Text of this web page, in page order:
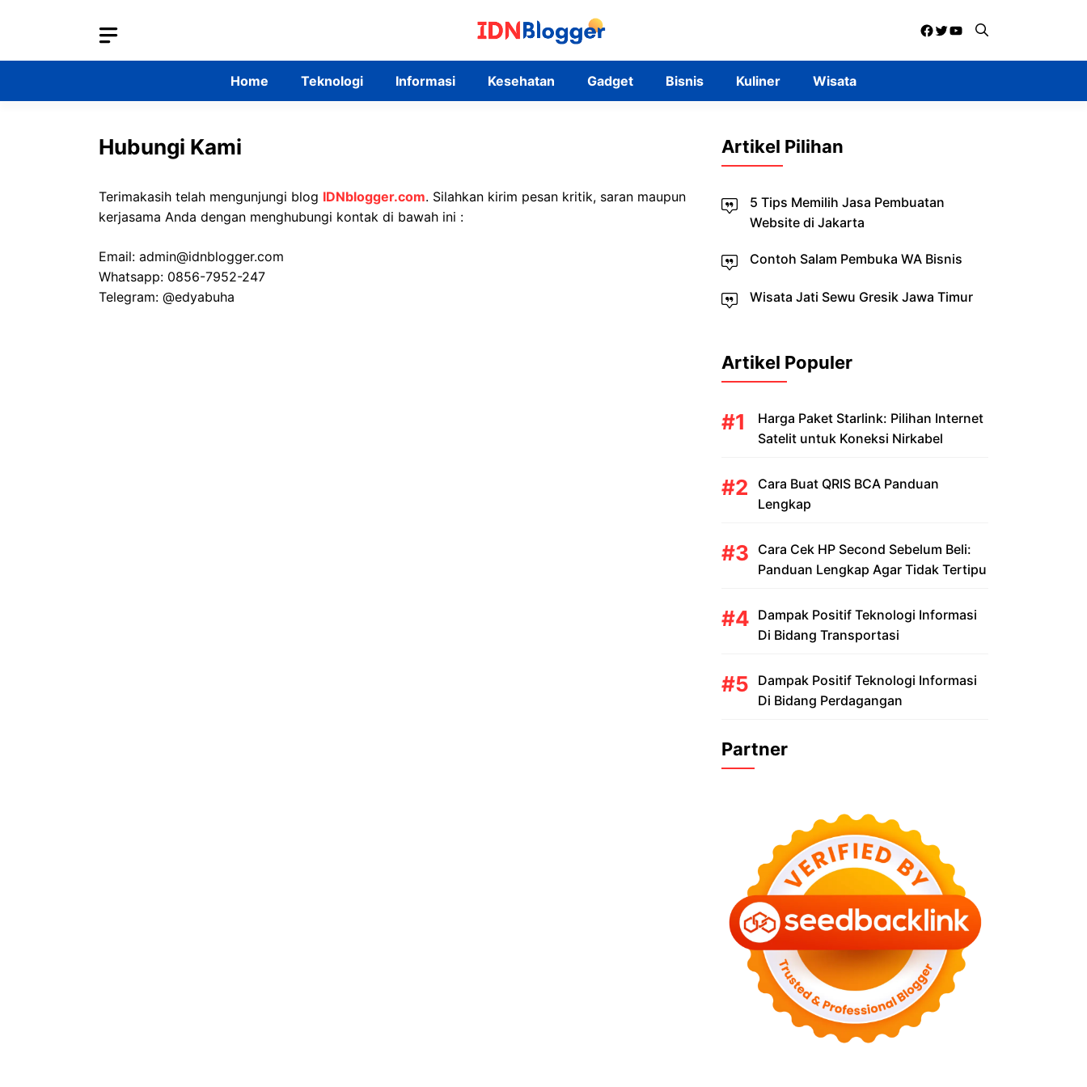
Facebook
Twitter
YouTube
Home Teknologi Informasi Kesehatan Gadget Bisnis Kuliner Wisata
Hubungi Kami
Terimakasih telah mengunjungi blog IDNblogger.com. Silahkan kirim pesan kritik, saran maupun
kerjasama Anda dengan menghubungi kontak di bawah ini :
Email: admin@idnblogger.com
Whatsapp: 0856-7952-247
Telegram: @edyabuha
Artikel Pilihan
5 Tips Memilih Jasa Pembuatan
Website di Jakarta
Contoh Salam Pembuka WA Bisnis
Wisata Jati Sewu Gresik Jawa Timur
Artikel Populer
Harga Paket Starlink: Pilihan Internet
Satelit untuk Koneksi Nirkabel
Cara Buat QRIS BCA Panduan
Lengkap
Cara Cek HP Second Sebelum Beli:
Panduan Lengkap Agar Tidak Tertipu
Dampak Positif Teknologi Informasi
Di Bidang Transportasi
Dampak Positif Teknologi Informasi
Di Bidang Perdagangan
Partner